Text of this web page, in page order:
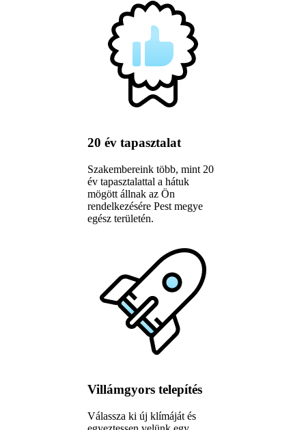
20 év tapasztalat
Szakembereink több, mint 20
év tapasztalattal a hátuk
mögött állnak az Ön
rendelkezésére Pest megye
egész területén.
Villámgyors telepítés
Válassza ki új klímáját és